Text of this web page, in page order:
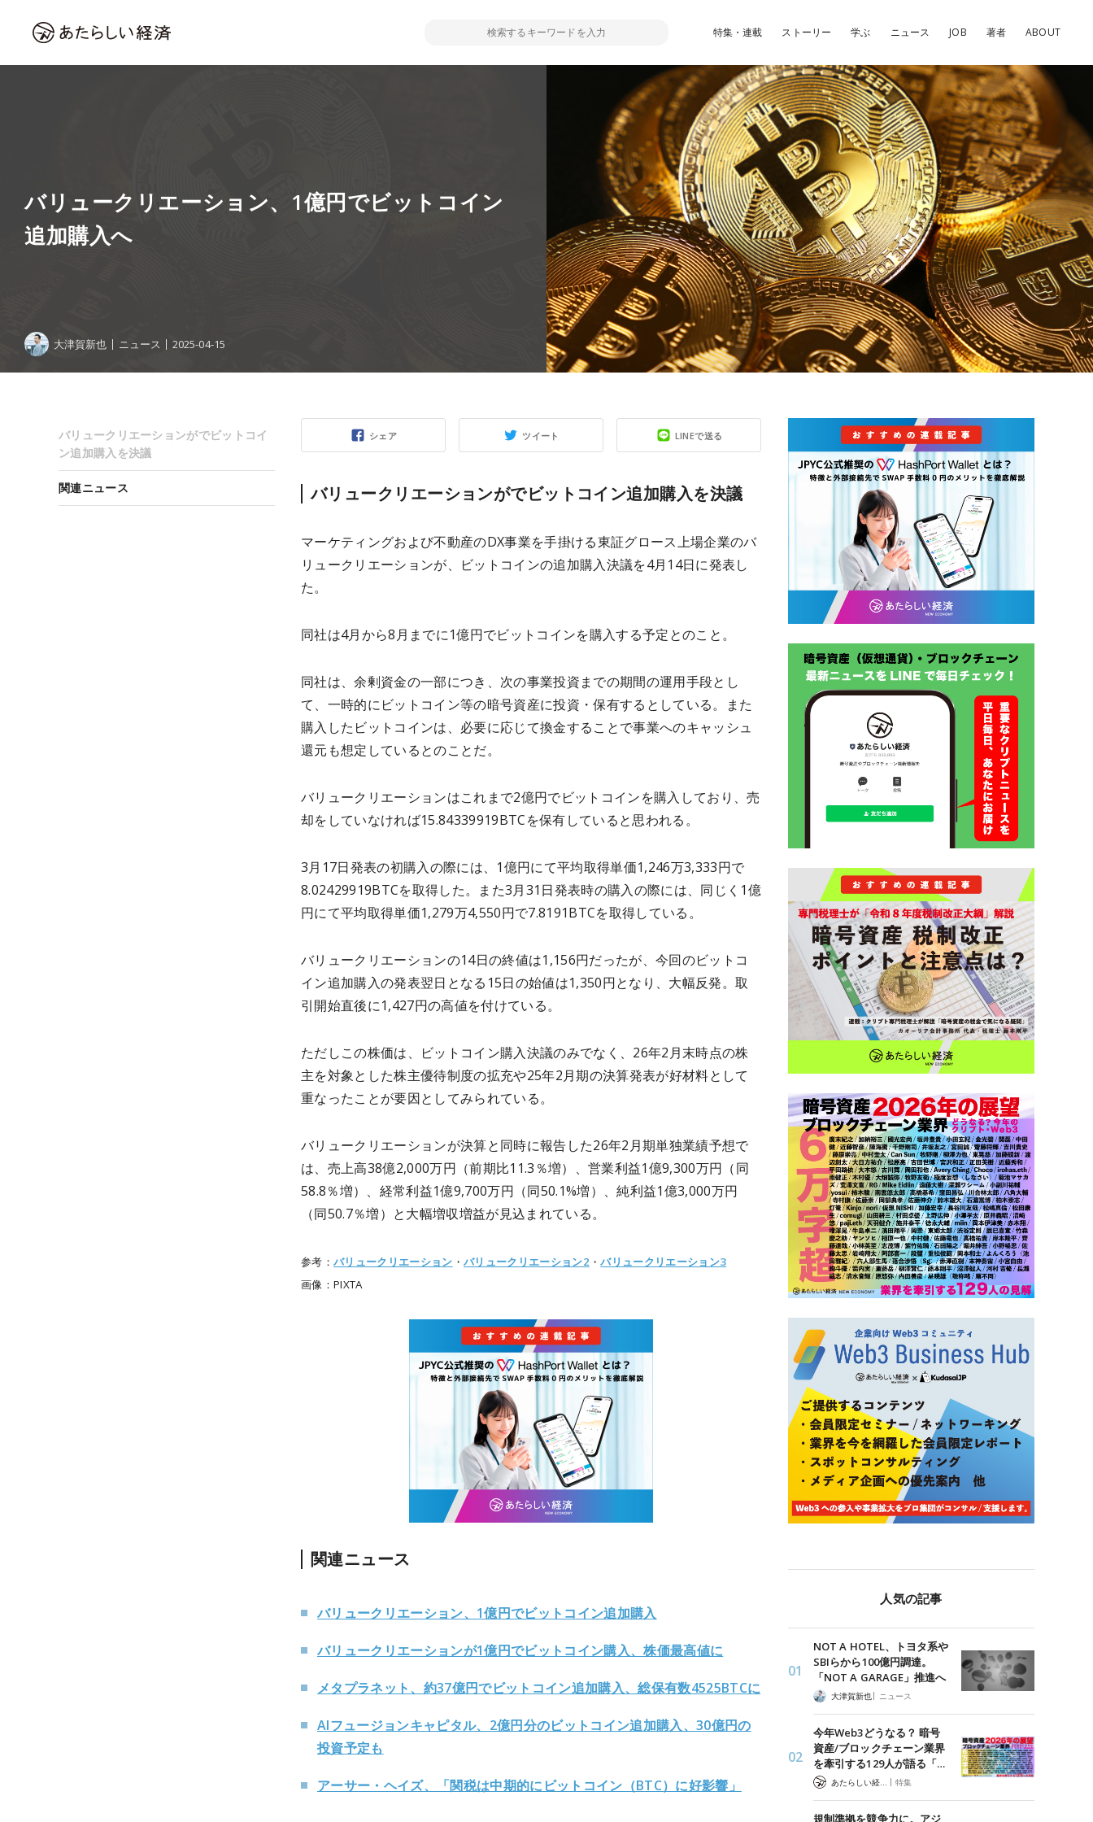
特集・連載 ストーリー 学ぶ ニュース JOB 著者 ABOUT
バリュークリエーション、1億円でビットコイン
追加購入へ
大津賀新也 ニュース 2025-04-15
シェア ツイート LINEで送る
バリュークリエーションがでビットコイン追加購入を決議
マーケティングおよび不動産のDX事業を手掛ける東証グロース上場企業のバ
リュークリエーションが、ビットコインの追加購入決議を4月14日に発表し
た。
同社は4月から8月までに1億円でビットコインを購入する予定とのこと。
同社は、余剰資金の一部につき、次の事業投資までの期間の運用手段とし
て、一時的にビットコイン等の暗号資産に投資・保有するとしている。また
購入したビットコインは、必要に応じて換金することで事業へのキャッシュ
還元も想定しているとのことだ。
バリュークリエーションはこれまで2億円でビットコインを購入しており、売
却をしていなければ15.84339919BTCを保有していると思われる。
3月17日発表の初購入の際には、1億円にて平均取得単価1,246万3,333円で
8.02429919BTCを取得した。また3月31日発表時の購入の際には、同じく1億
円にて平均取得単価1,279万4,550円で7.8191BTCを取得している。
バリュークリエーションの14日の終値は1,156円だったが、今回のビットコ
イン追加購入の発表翌日となる15日の始値は1,350円となり、大幅反発。取
引開始直後に1,427円の高値を付けている。
ただしこの株価は、ビットコイン購入決議のみでなく、26年2月末時点の株
主を対象とした株主優待制度の拡充や25年2月期の決算発表が好材料として
重なったことが要因としてみられている。
バリュークリエーションが決算と同時に報告した26年2月期単独業績予想で
は、売上高38億2,000万円（前期比11.3％増）、営業利益1億9,300万円（同
58.8％増）、経常利益1億9,700万円（同50.1%増）、純利益1億3,000万円
（同50.7％増）と大幅増収増益が見込まれている。
参考： バリュークリエーション ・ バリュークリエーション2 ・バリュークリエーション3
画像：PIXTA
関連ニュース
バリュークリエーション、1億円でビットコイン追加購入
バリュークリエーションが1億円でビットコイン購入、株価最高値に
メタプラネット、約37億円でビットコイン追加購入、総保有数4525BTCに
AIフュージョンキャピタル、2億円分のビットコイン追加購入、30億円の
投資予定も
アーサー・ヘイズ、「関税は中期的にビットコイン（BTC）に好影響」
バリュークリエーションがでビットコイ
ン追加購入を決議
関連ニュース
人気の記事
NOT A HOTEL、トヨタ系や
SBIらから100億円調達。
「NOT A GARAGE」推進へ
大津賀新也| ニュース
今年Web3どうなる？ 暗号
資産/ブロックチェーン業界
を牽引する129人が語る「…
| 特集
規制準拠を競争力に。アジ